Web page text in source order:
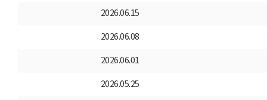
2026.06.15
2026.06.08
2026.06.01
2026.05.25